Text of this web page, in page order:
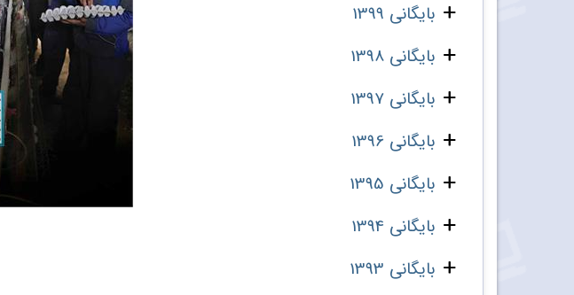
بایگانی 1399
بایگانی 1398
بایگانی 1397
بایگانی 1396
بایگانی 1395
بایگانی 1394
بایگانی 1393